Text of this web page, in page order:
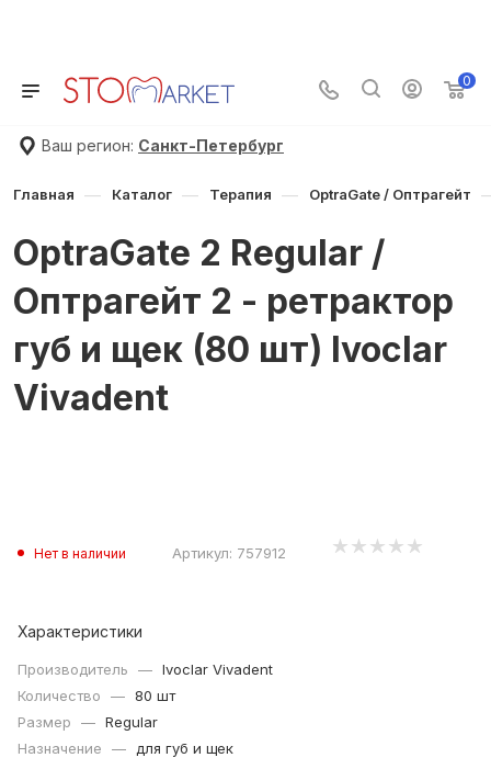
0
Ваш регион: Санкт-Петербург
Главная — Каталог — Терапия — OptraGate / Оптрагейт
OptraGate 2 Regular /
Оптрагейт 2 - ретрактор
губ и щек (80 шт) Ivoclar
Vivadent
Нет в наличии Артикул: 757912
Характеристики
Производитель — Ivoclar Vivadent
Количество
— 80 шт
Размер
— Regular
Назначение
— для губ и щек